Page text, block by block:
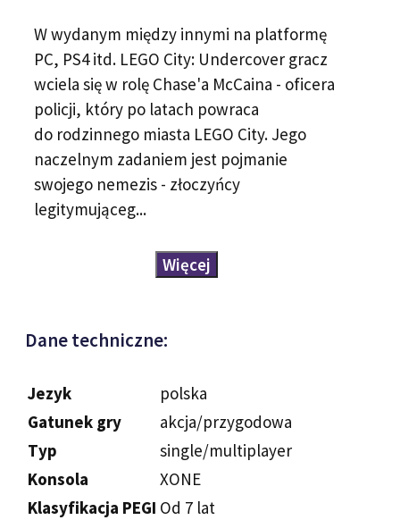
W wydanym między innymi na platformę
PC, PS4 itd. LEGO City: Undercover gracz
wciela się w rolę Chase'a McCaina - oficera
policji, który po latach powraca
do rodzinnego miasta LEGO City. Jego
naczelnym zadaniem jest pojmanie
swojego nemezis - złoczyńcy
legitymująceg...
Więcej
Dane techniczne:
Jezyk
polska
Gatunek gry
akcja/przygodowa
Typ
single/multiplayer
Konsola
XONE
Klasyfikacja PEGI Od 7 lat